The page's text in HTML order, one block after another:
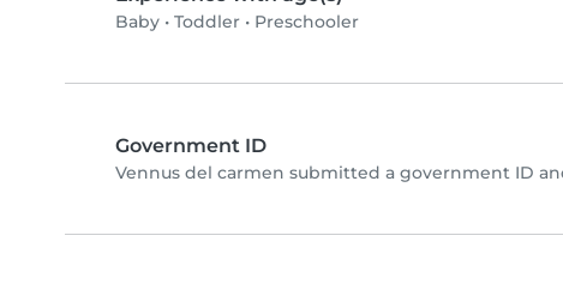
Baby • Toddler • Preschooler
Government ID
Vennus del carmen submitted a government ID